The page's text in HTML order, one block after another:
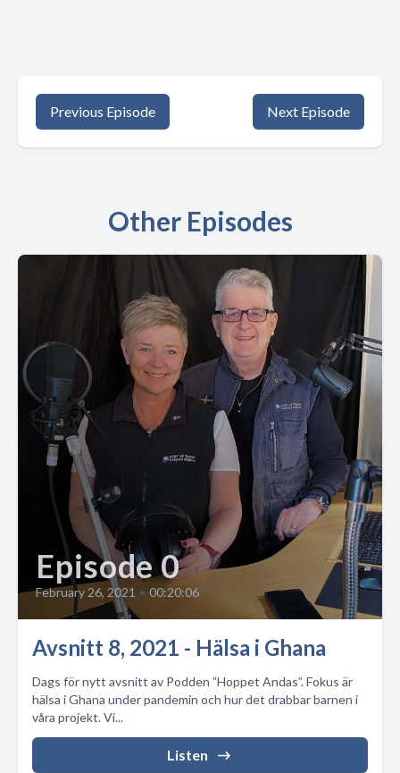
Previous Episode Next Episode
Other Episodes
Episode 0
February 26, 2021 • 00:20:06
Avsnitt 8, 2021 - Hälsa i Ghana
Dags för nytt avsnitt av Podden ”Hoppet Andas”. Fokus är
hälsa i Ghana under pandemin och hur det drabbar barnen i
våra projekt. Vi...
Listen